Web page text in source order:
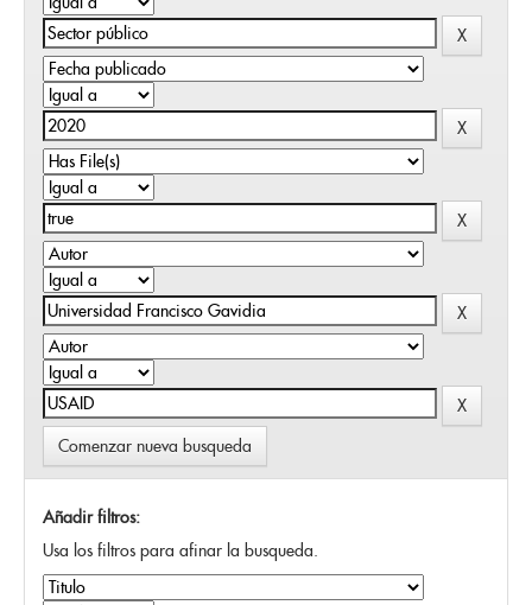
Comenzar nueva busqueda
Añadir filtros:
Usa los filtros para afinar la busqueda.